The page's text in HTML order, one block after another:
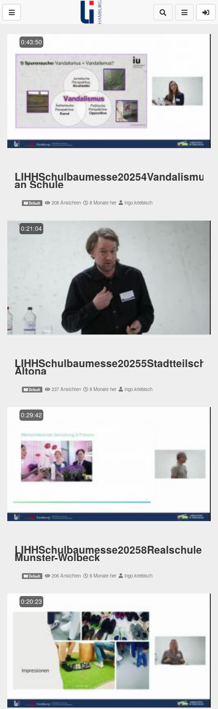
0:43:50
LIHHSchulbaumesse20254Vandalismus
an Schule
Default 208 Ansichten 8 Monate her ingo.kriebisch
0:21:04
Altona
Default 237 Ansichten 8 Monate her ingo.kriebisch
0:29:42
LIHHSchulbaumesse20258Realschule
Munster-Wolbeck
Default 206 Ansichten 8 Monate her ingo.kriebisch
0:20:23